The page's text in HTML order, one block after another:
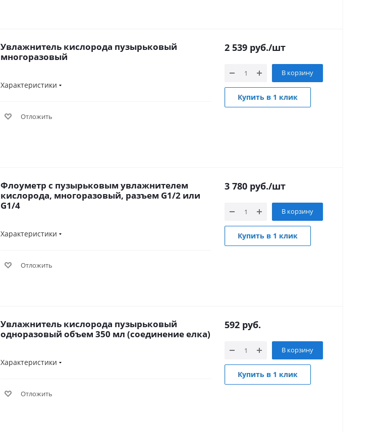
Увлажнитель кислорода пузырьковый
многоразовый
Характеристики
Отложить
2 539 руб./шт
В корзину
Купить в 1 клик
Флоуметр с пузырьковым увлажнителем
кислорода, многоразовый, разъем G1/2 или
G1/4
Характеристики
Отложить
3 780 руб./шт
В корзину
Купить в 1 клик
Увлажнитель кислорода пузырьковый
одноразовый объем 350 мл (соединение елка)
Характеристики
Отложить
592 руб.
В корзину
Купить в 1 клик